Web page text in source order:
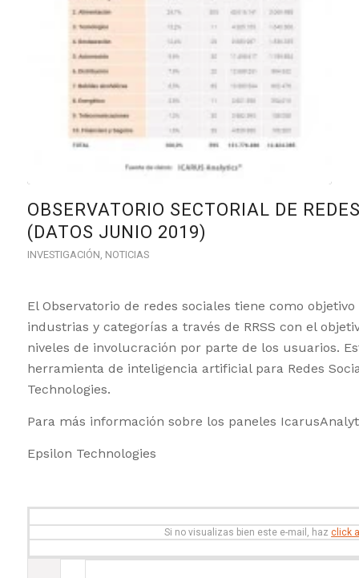
OBSERVATORIO SECTORIAL DE
(DATOS JUNIO 2019)
INVESTIGACIÓN NOTICIAS
El Observatorio de redes sociales tiene como
industrias y categorías a través de RRSS con el
niveles de involucración por parte de los usuarios.
herramienta de inteligencia artificial para Redes
Technologies.
Para más información sobre los paneles
Epsilon Technologies
Si no visualizas bien este e-mail, hazclick